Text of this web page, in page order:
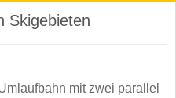
Skigebieten
mit zwei parallel